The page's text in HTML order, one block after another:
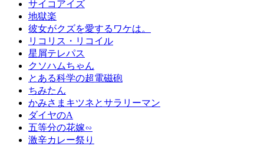
サイコアイズ
地獄楽
彼女がクズを愛するワケは。
リコリス・リコイル
星屑テレパス
クソハムちゃん
とある科学の超電磁砲
ちみたん
かみさまキツネとサラリーマン
ダイヤのA
五等分の花嫁∽
激辛カレー祭り